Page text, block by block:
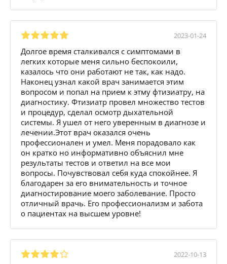
2023-01-24
Долгое время сталкивался с симптомами в
легких которые меня сильно беспокоили,
казалось что они работают не так, как надо.
Наконец узнал какой врач занимается этим
вопросом и попал на прием к этму фтизиатру, на
диагностику. Фтизиатр провел множество тестов
и процедур, сделал осмотр дыхательной
системы. Я ушел от него уверенным в диагнозе и
лечении.Этот врач оказался очень
профессионален и умел. Меня порадовало как
он кратко но информативно объяснил мне
результаты тестов и ответил на все мои
вопросы. Почувствовал себя куда спокойнее. Я
благодарен за его внимательность и точное
диагностирование моего заболевание. Просто
отличный врачь. Его профессионализм и забота
о пациентах на высшем уровне!
2022-10-13